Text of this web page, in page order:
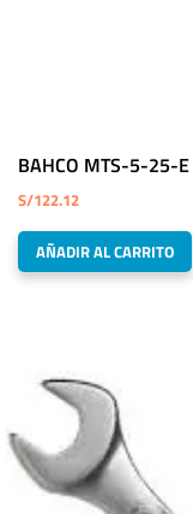
BAHCO MTS-5-25-E
S/122.12
AÑADIR AL CARRITO